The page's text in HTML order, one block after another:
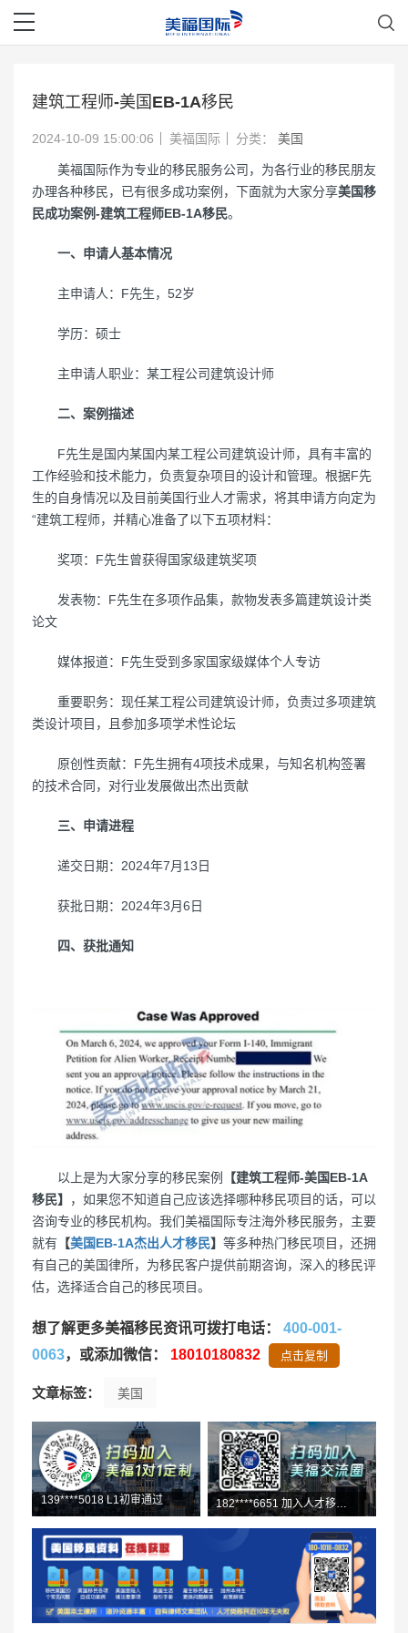
建筑工程师-美国EB-1A移民
2024-10-09 15:00:06 美福国际 分类： 美国
美福国际作为专业的移民服务公司，为各行业的移民朋友
办理各种移民，已有很多成功案例，下面就为大家分享美国移
民成功案例-建筑工程师EB-1A移民。
一、申请人基本情况
主申请人：F先生，52岁
学历：硕士
主申请人职业：某工程公司建筑设计师
二、案例描述
F先生是国内某国内某工程公司建筑设计师，具有丰富的
工作经验和技术能力，负责复杂项目的设计和管理。根据F先
生的自身情况以及目前美国行业人才需求，将其申请方向定为
“建筑工程师，并精心准备了以下五项材料：
奖项：F先生曾获得国家级建筑奖项
发表物：F先生在多项作品集，款物发表多篇建筑设计类
论文
媒体报道：F先生受到多家国家级媒体个人专访
重要职务：现任某工程公司建筑设计师，负责过多项建筑
类设计项目，且参加多项学术性论坛
原创性贡献：F先生拥有4项技术成果，与知名机构签署
的技术合同，对行业发展做出杰出贡献
三、申请进程
递交日期：2024年7月13日
获批日期：2024年3月6日
四、获批通知
以上是为大家分享的移民案例
【建筑工程师-美国EB-1A
移民】
，如果您不知道自己应该选择哪种移民项目的话，可以
咨询专业的移民机构。我们美福国际专注海外移民服务，主要
就有 【美国EB-1A杰出人才移民】 等多种热门移民项目，还拥
有自己的美国律所，为移民客户提供前期咨询，深入的移民评
估，选择适合自己的移民项目。
想了解更多美福移民资讯可拨打电话： 400-001-
0063，或添加微信： 18010180832 点击复制
文章标签： 美国
138****4721 加入了交流群
182****6651 加入人才移民群
150****6625 预约了L1咨询